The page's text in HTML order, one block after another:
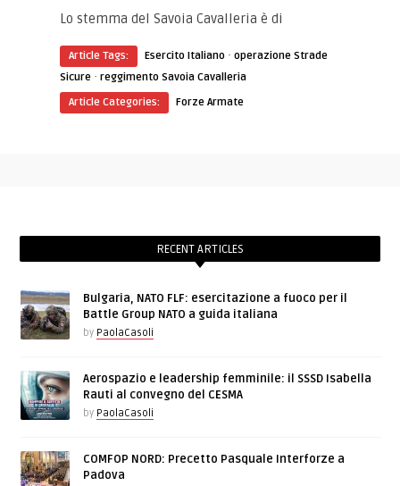
Lo stemma del Savoia Cavalleria è di
Article Tags: Esercito Italiano ·operazione Strade
Sicure ·reggimento Savoia Cavalleria
Article Categories:
Forze Armate
RECENT ARTICLES
Bulgaria, NATO FLF: esercitazione a fuoco per il
Battle Group NATO a guida italiana
by PaolaCasoli
Aerospazio e leadership femminile: il SSSD Isabella
Rauti al convegno del CESMA
by PaolaCasoli
COMFOP NORD: Precetto Pasquale Interforze a
Padova